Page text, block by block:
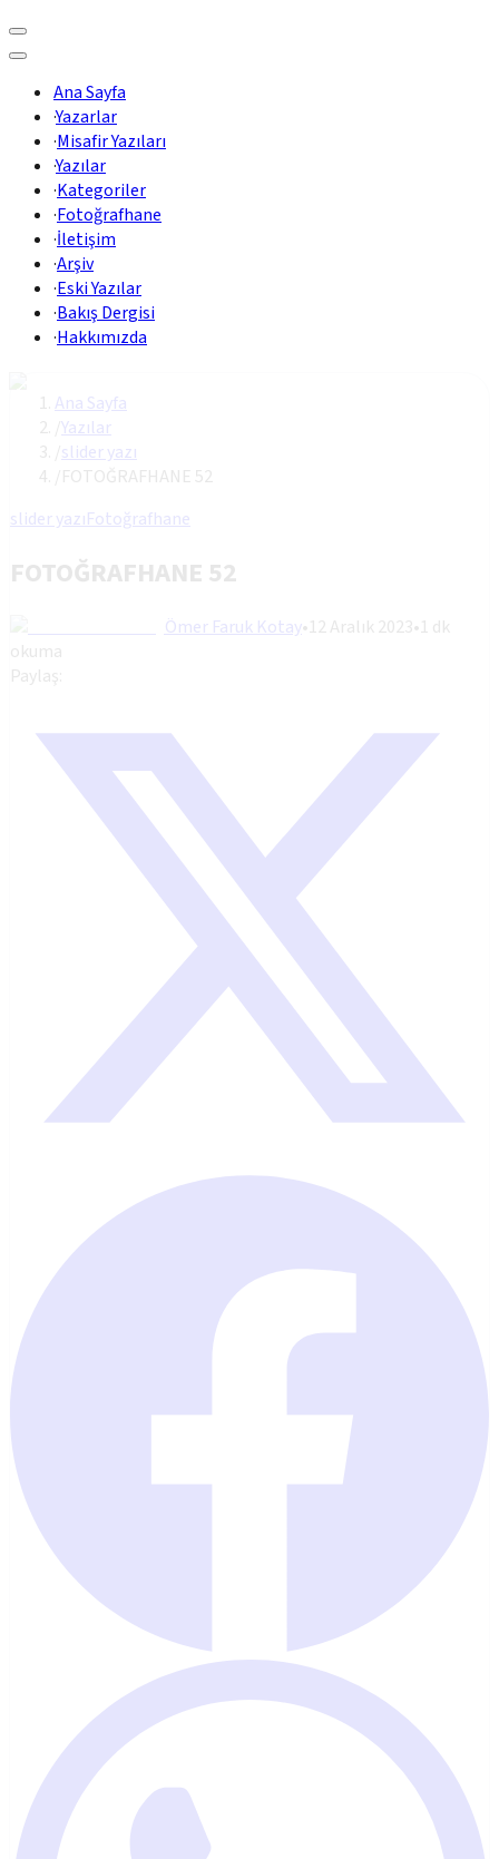
Ana Sayfa
·Yazarlar
·Misafir Yazıları
·Yazılar
·Kategoriler
·Fotoğrafhane
·İletişim
·Arşiv
·Eski Yazılar
·Bakış Dergisi
·Hakkımızda
Ana Sayfa
Yazılar
slider yazı
FOTOĞRAFHANE 52
slider yazıFotoğrafhane
FOTOĞRAFHANE 52
Ömer Faruk Kotay•12 Aralık 2023•1 dk
okuma
Paylaş: